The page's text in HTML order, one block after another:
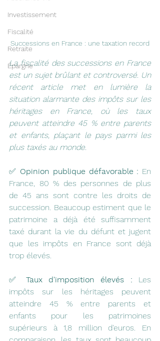
Investissement
Fiscalité
Retraite
Épargne
Successions en France : une taxation record
La fiscalité des successions en France
est un sujet brûlant et controversé. Un
récent article met en lumière la
situation alarmante des impôts sur les
héritages en France, où les taux
peuvent atteindre 45 % entre parents
et enfants, plaçant le pays parmi les
plus taxés au monde.
✅ Opinion publique défavorable : En
France, 80 % des personnes de plus
de 45 ans sont contre les droits de
succession. Beaucoup estiment que le
patrimoine a déjà été suffisamment
taxé durant la vie du défunt et jugent
que les impôts en France sont déjà
trop élevés.
✅ Taux d'imposition élevés : Les
impôts sur les héritages peuvent
atteindre 45 % entre parents et
enfants pour les patrimoines
supérieurs à 1,8 million d'euros. En